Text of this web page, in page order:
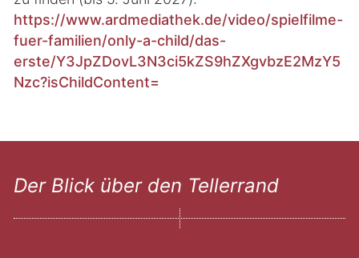
https://www.ardmediathek.de/video/spielfilme-
fuer-familien/only-a-child/das-
erste/Y3JpZDovL3N3ci5kZS9hZXgvbzE2MzY5
Nzc?isChildContent=
Der Blick über den Tellerrand